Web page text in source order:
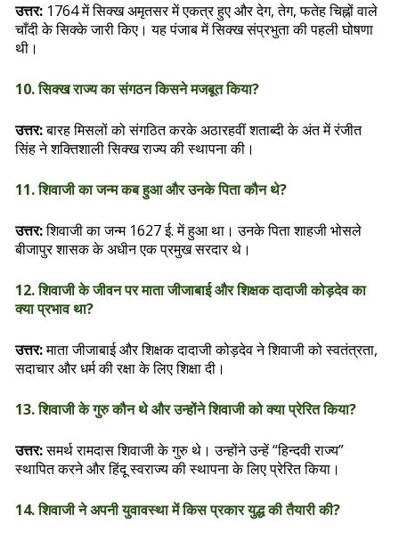
उत्तर: 1764 में सिक्ख अमृतसर में एकत्र हुए और देग, तेग, फतेह चिह्नों वाले
चाँदी के सिक्के जारी किए। यह पंजाब में सिक्ख संप्रभुता की पहली घोषणा
थी।
10. सिक्ख राज्य का संगठन किसने मजबूत किया?
उत्तर:बारह मिसलों को संगठित करके अठारहवीं शताब्दी के अंत में रंजीत
सिंह ने शक्तिशाली सिक्ख राज्य की स्थापना की।
11. शिवाजी का जन्म कब हुआ और उनके पिता कौन थे?
उत्तर:शिवाजी का जन्म 1627 ई. में हुआ था। उनके पिता शाहजी भोसले
बीजापुर शासक के अधीन एक प्रमुख सरदार थे।
12. शिवाजी के जीवन पर माता जीजाबाई और शिक्षक दादाजी कोड़देव का
क्या प्रभाव था?
उत्तर:माता जीजाबाई और शिक्षक दादाजी कोड़देव ने शिवाजी को स्वतंत्रता,
सदाचार और धर्म की रक्षा के लिए शिक्षा दी।
13. शिवाजी के गुरु कौन थे और उन्होंने शिवाजी को क्या प्रेरित किया?
उत्तर:समर्थ रामदास शिवाजी के गुरु थे। उन्होंने उन्हें “हिन्दवी राज्य”
स्थापित करने और हिंदू स्वराज्य की स्थापना के लिए प्रेरित किया।
14. शिवाजी ने अपनी युवावस्था में किस प्रकार युद्ध की तैयारी की?